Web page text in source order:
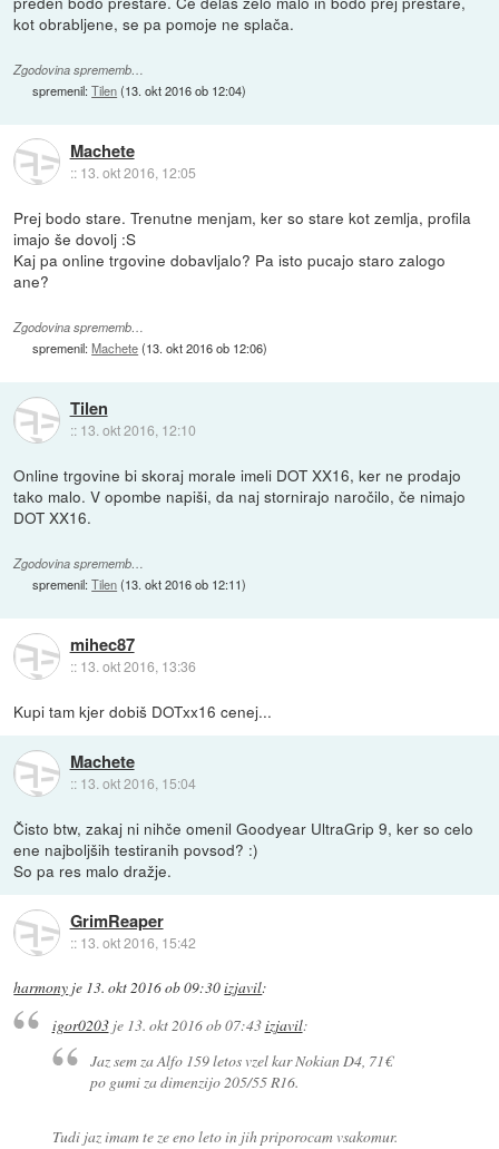
kot obrabljene, se pa pomoje ne splača.
Zgodovina sprememb…
spremenil:Tilen(13. okt 2016 ob 12:04)
Machete
:: 13. okt 2016, 12:05
Prej bodo stare. Trenutne menjam, ker so stare kot zemlja, profila
imajo še dovolj :S
Kaj pa online trgovine dobavljalo? Pa isto pucajo staro zalogo
ane?
Zgodovina sprememb…
spremenil:Machete(13. okt 2016 ob 12:06)
Tilen
:: 13. okt 2016, 12:10
Online trgovine bi skoraj morale imeli DOT XX16, ker ne prodajo
tako malo. V opombe napiši, da naj stornirajo naročilo, če nimajo
DOT XX16.
Zgodovina sprememb…
spremenil:Tilen(13. okt 2016 ob 12:11)
mihec87
:: 13. okt 2016, 13:36
Kupi tam kjer dobiš DOTxx16 cenej...
Machete
:: 13. okt 2016, 15:04
Čisto btw, zakaj ni nihče omenil Goodyear UltraGrip 9, ker so celo
ene najboljših testiranih povsod? :)
So pa res malo dražje.
GrimReaper
:: 13. okt 2016, 15:42
harmony je 13. okt 2016 ob 09:30izjavil:
igor0203je 13. okt 2016 ob 07:43izjavil:
Jaz sem za Alfo 159 letos vzel kar Nokian D4, 71€
po gumi za dimenzijo 205/55 R16.
Tudi jaz imam te ze eno leto in jih priporocam vsakomur.